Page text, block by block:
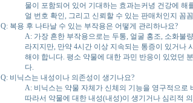
물이 포함되어 있어 기대하는 효과는커녕 건강에 해
얼 번호 확인, 그리고 신뢰할 수 있는 판매처인지 꼼
Q: 복용 후 나타날 수 있는 부작용은 어떻게 관리하나요?
A: 가장 흔한 부작용으로는 두통, 얼굴 홍조, 소화불
라지지만, 만약 4시간 이상 지속되는 통증이 있거나
해야 합니다. 평소 약물에 대한 과민 반응이 있었던
다.
Q: 비닉스는 내성이나 의존성이 생기나요?
A: 비닉스는 약물 자체가 신체의 기능을 영구적으로
따라서 약물에 대한 내성(내성)이 생기거나 심리적